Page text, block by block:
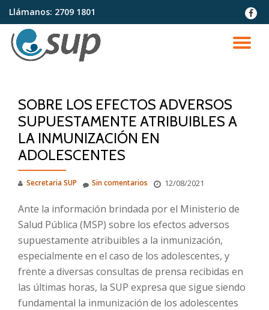
Saltar
contenido
Llámanos: 2709 1801
fa-
SOBRE LOS EFECTOS ADVERSOS
SUPUESTAMENTE ATRIBUIBLES A
LA INMUNIZACIÓN EN
ADOLESCENTES
Secretaria SUP 12/08/2021
Sin comentarios
Ante la información brindada por el Ministerio de
Salud Pública (MSP) sobre los efectos adversos
supuestamente atribuibles a la inmunización,
especialmente en el caso de los adolescentes, y
frente a diversas consultas de prensa recibidas en
las últimas horas, la SUP expresa que sigue siendo
fundamental la inmunización de los adolescentes